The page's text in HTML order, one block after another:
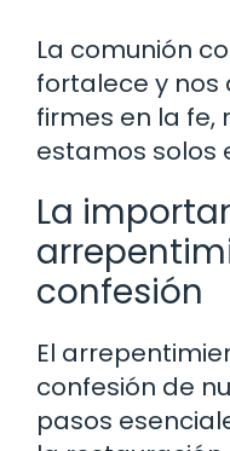
La comunión
fortalece y
firmes en la fe,
estamos solos
La
confesión
El
confesión de
pasos